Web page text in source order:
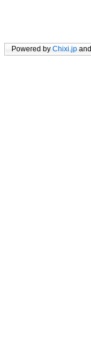
Powered by Chixi.jp and